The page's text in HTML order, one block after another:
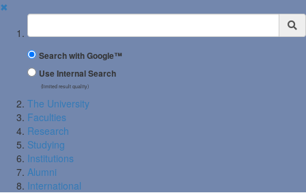
✖
Suchbegriff
Search with Google™
Use Internal Search
(limited result quality)
The University
Faculties
Research
Studying
Institutions
Alumni
International